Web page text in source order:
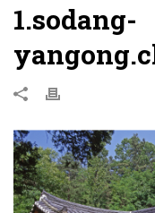
1.sodang-